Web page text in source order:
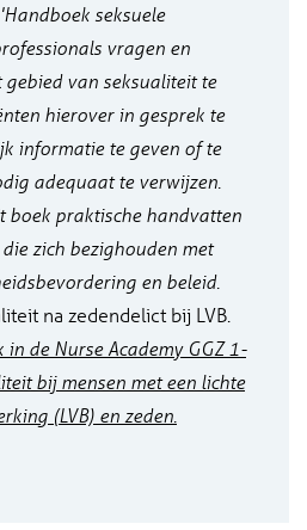
seksuele
vragen en
van seksualiteit te
hierover in gesprek te
informatie te geven of te
adequaat te verwijzen.
boek praktische handvatten
zich bezighouden met
en beleid.
na zedendelict bij LVB.
de Nurse Academy GGZ 1-
bij mensen met een lichte
(LVB) en zeden.